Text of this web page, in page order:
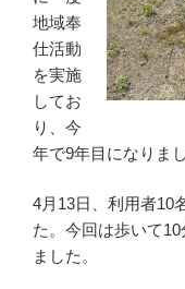
地域奉
仕活動
を実施
してお
り、今
年で9年目になりまし
4月13日、利用者10
た。今回は歩いて
ました。